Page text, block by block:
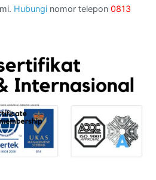
Hubungi nomor telepon 0813